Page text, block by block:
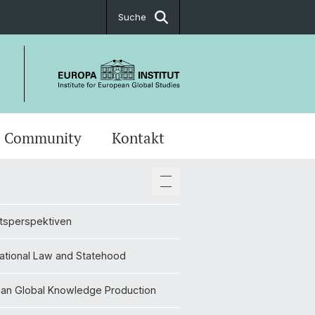
Suche
Law and Statehood
Global Knowledge Production
Community Kontakt
Law and Statehood
Global Knowledge Production